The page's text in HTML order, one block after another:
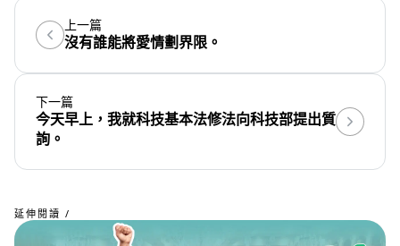
上一篇
沒有誰能將愛情劃界限。
下一篇
今天早上，我就科技基本法修法向科技部提出質
詢。
延伸閱讀 /